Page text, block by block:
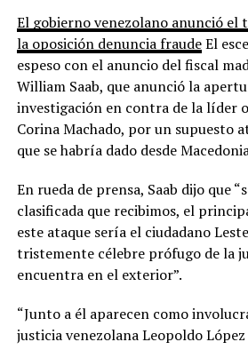
El gobierno venezolano anunció el
la oposición denuncia fraudeEl
espeso con el anuncio del fiscal
William Saab, que anunció la
investigación en contra de la líder
Corina Machado, por un supuesto
que se habría dado desde
En rueda de prensa, Saab dijo que
clasificada que recibimos, el
este ataque sería el ciudadano
tristemente célebre prófugo de la
encuentra en el exterior”.
“Junto a él aparecen como
justicia venezolana Leopoldo